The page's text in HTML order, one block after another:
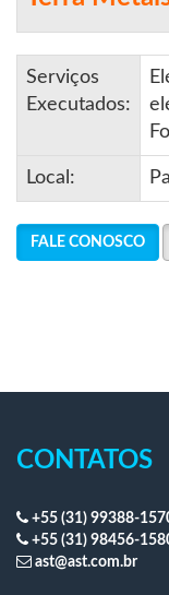
Serviços
Executados:
Local:
FALE CONOSCO
CONTATOS
+55 (31) 99388-
+55 (31) 98456-
ast@ast.com.br